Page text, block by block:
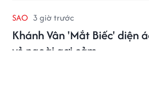
SAO 3 giờ trước
Khánh Vân 'Mắt Biếc' diện
vẻ ngoài gợi cảm